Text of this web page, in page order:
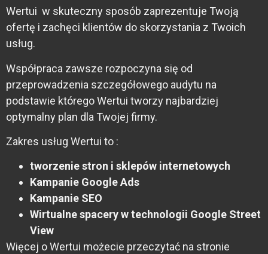
Wertui w skuteczny sposób zaprezentuje Twoją
ofertę i zachęci klientów do skorzystania z Twoich
usług.
Współpraca zawsze rozpoczyna się od
przeprowadzenia szczegółowego audytu na
podstawie którego Wertui tworzy najbardziej
optymalny plan dla Twojej firmy.
Zakres usług Wertui to :
tworzenie stron i sklepów internetowych
Kampanie Google Ads
Kampanie SEO
Wirtualne spacery w technologii Google Street
View
Więcej o Wertui możecie przeczytać na stronie